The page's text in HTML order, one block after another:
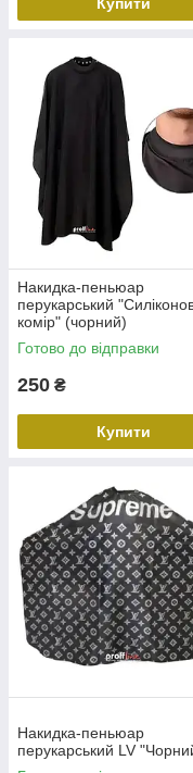
Накидка-пеньюар
перукарський
комір" (чорний)
Готово до відправки
250 ₴
Купити
Накидка-пеньюар
перукарський LV